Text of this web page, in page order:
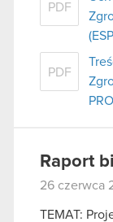
korzystanie
używanie
PDF
PDF
Raport
26 czerwca
TEMAT: